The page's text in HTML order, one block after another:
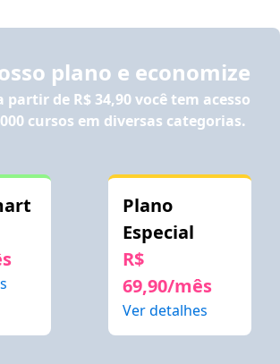
plano e economize
partir de R$ 34,90você tem acesso
cursos em diversas categorias.
Plano
Especial
R$
69,90/mês
Ver detalhes